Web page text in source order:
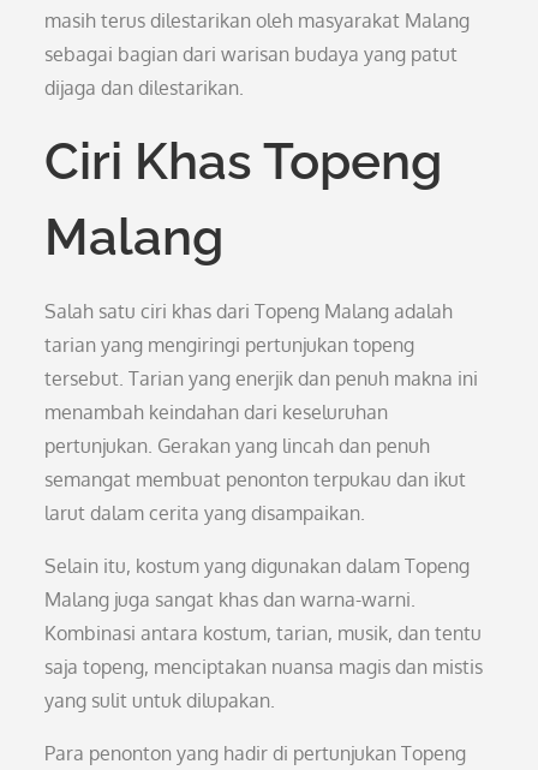
masih terus dilestarikan oleh masyarakat Malang
sebagai bagian dari warisan budaya yang patut
dijaga dan dilestarikan.
Ciri Khas Topeng
Malang
Salah satu ciri khas dari Topeng Malang adalah
tarian yang mengiringi pertunjukan topeng
tersebut. Tarian yang enerjik dan penuh makna ini
menambah keindahan dari keseluruhan
pertunjukan. Gerakan yang lincah dan penuh
semangat membuat penonton terpukau dan ikut
larut dalam cerita yang disampaikan.
Selain itu, kostum yang digunakan dalam Topeng
Malang juga sangat khas dan warna-warni.
Kombinasi antara kostum, tarian, musik, dan tentu
saja topeng, menciptakan nuansa magis dan mistis
yang sulit untuk dilupakan.
Para penonton yang hadir di pertunjukan Topeng